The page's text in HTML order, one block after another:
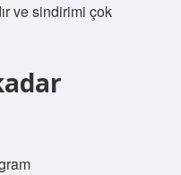
ve sindirimi çok